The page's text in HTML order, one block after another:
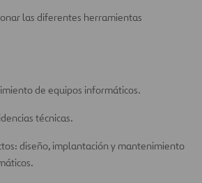
las diferentes herramientas
de equipos informáticos.
técnicas.
diseño, implantación y mantenimiento